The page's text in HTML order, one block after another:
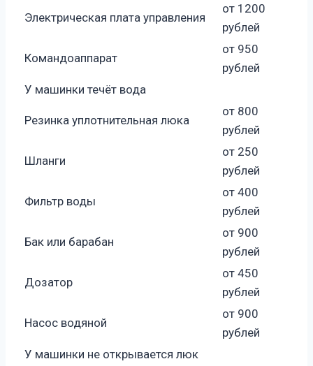
Электрическая плата управления
от 1200
рублей
Командоаппарат
от 950
рублей
У машинки течёт вода
Резинка уплотнительная люка
от 800
рублей
Шланги
от 250
рублей
Фильтр воды
от 400
рублей
Бак или барабан
от 900
рублей
Дозатор
от 450
рублей
Насос водяной
от 900
рублей
У машинки не открывается люк